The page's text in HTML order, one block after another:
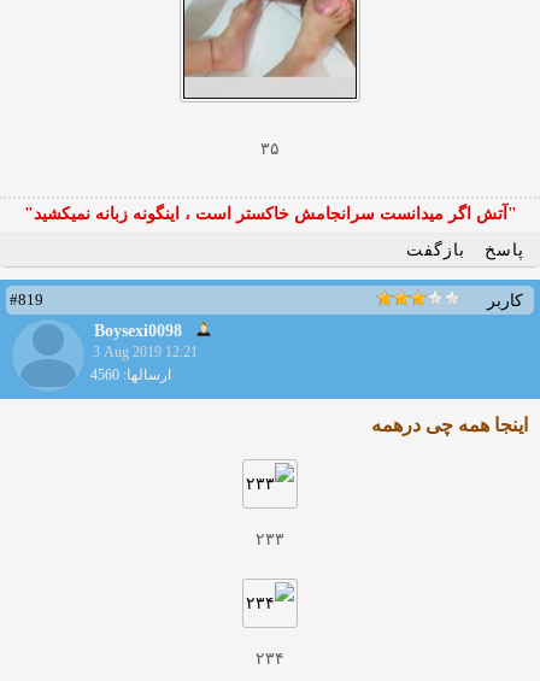
۳۵
"آتش اگر ميدانست سرانجامش خاكستر است ، اينگونه زبانه نميكشيد"
پاسخ
بازگفت
کاربر
#819
Boysexi0098
3 Aug 2019 12:21
ارسالها: 4560
اینجا همه چی درهمه
۲۳۳
۲۳۴